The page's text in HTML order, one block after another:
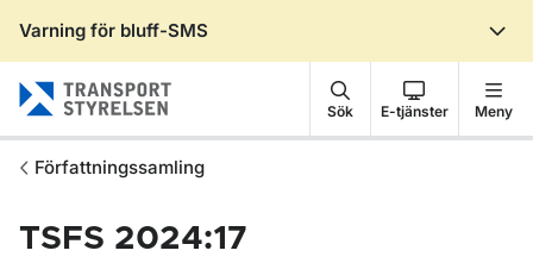
Varning för bluff-SMS
Sök E-tjänster Meny
Författningssamling
TSFS 2024:17